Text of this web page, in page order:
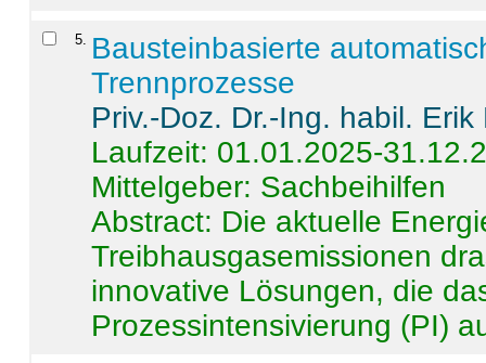
5
Bausteinbasierte
Trennprozesse
Priv.-Doz. Dr.-Ing. habil. Erik
Laufzeit: 01.01.2025-
Mittelgeber: Sachbeihilfen
Abstract: Die aktuelle
Treibhausgasemissionen
innovative Lösungen, die
Prozessintensivierung (PI)